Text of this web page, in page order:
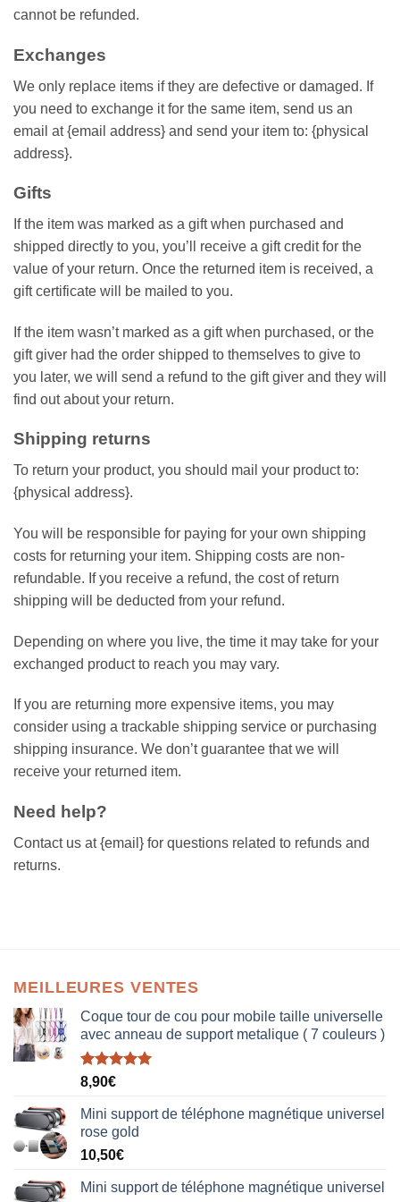
cannot be refunded.
Exchanges
We only replace items if they are defective or damaged. If
you need to exchange it for the same item, send us an
email at {email address} and send your item to: {physical
address}.
Gifts
If the item was marked as a gift when purchased and
shipped directly to you, you’ll receive a gift credit for the
value of your return. Once the returned item is received, a
gift certificate will be mailed to you.
If the item wasn’t marked as a gift when purchased, or the
gift giver had the order shipped to themselves to give to
you later, we will send a refund to the gift giver and they will
find out about your return.
Shipping returns
To return your product, you should mail your product to:
{physical address}.
You will be responsible for paying for your own shipping
costs for returning your item. Shipping costs are non-
refundable. If you receive a refund, the cost of return
shipping will be deducted from your refund.
Depending on where you live, the time it may take for your
exchanged product to reach you may vary.
If you are returning more expensive items, you may
consider using a trackable shipping service or purchasing
shipping insurance. We don’t guarantee that we will
receive your returned item.
Need help?
Contact us at {email} for questions related to refunds and
returns.
MEILLEURES VENTES
Coque tour de cou pour mobile taille universelle
avec anneau de support metalique ( 7 couleurs )
Note5.00
8,90€
Mini support de téléphone magnétique universel
rose gold
10,50€
Mini support de téléphone magnétique universel